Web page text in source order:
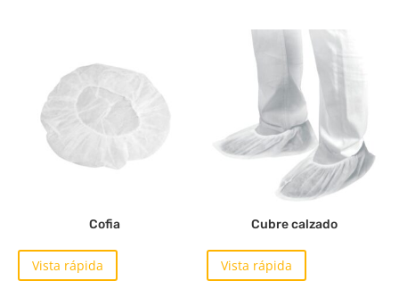
Cofia
Vista rápida
Cubre calzado
Vista rápida